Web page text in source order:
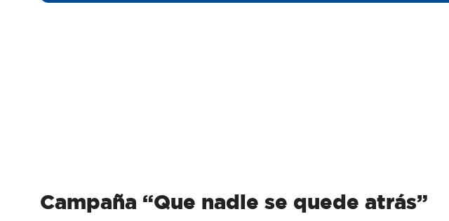
Campaña “Que nadie se quede atrás”